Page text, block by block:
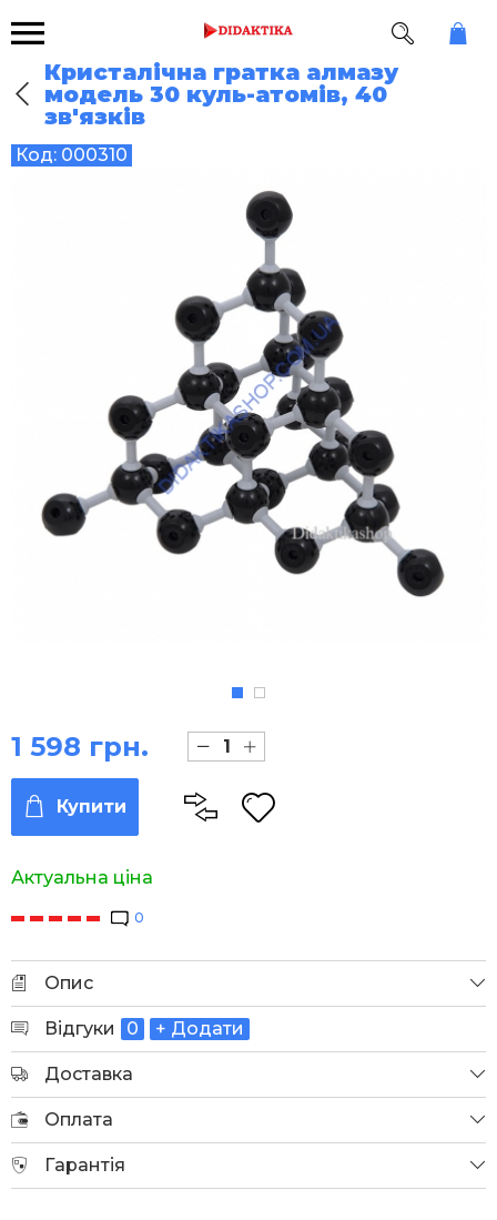
Кристалічна гратка алмазу
модель 30 куль-атомів, 40
зв'язків
Код: 000310
Актуальна ціна
1 598 грн.
Купити
0
Опис
Відгуки 0 + Додати
Доставка
Оплата
Гарантія